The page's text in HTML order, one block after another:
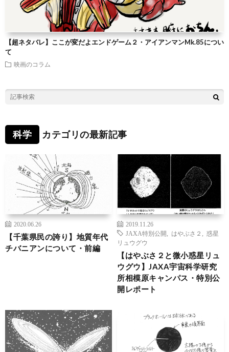
【超ネタバレ】ここが変だよエンドゲーム２・アイアンマンMk.85につい
て
映画のコラム
科学 カテゴリの最新記事
2020.06.26
【千葉県民の誇り】地質年代
チバニアンについて・前編
2019.11.26
JAXA特別公開
はやぶさ２
惑星
リュウグウ
【はやぶさ２と微小惑星リュ
ウグウ】JAXA宇宙科学研究
所相模原キャンパス・特別公
開レポート